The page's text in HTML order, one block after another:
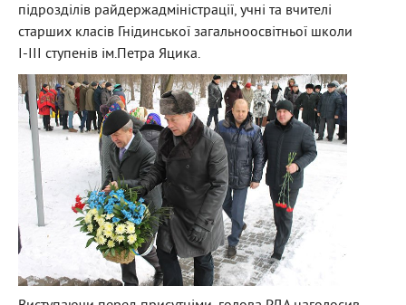
підрозділів райдержадміністрації, учні та вчителі
старших класів Гнідинської загальноосвітньої школи
I-III cтупенів ім.Петра Яцика.